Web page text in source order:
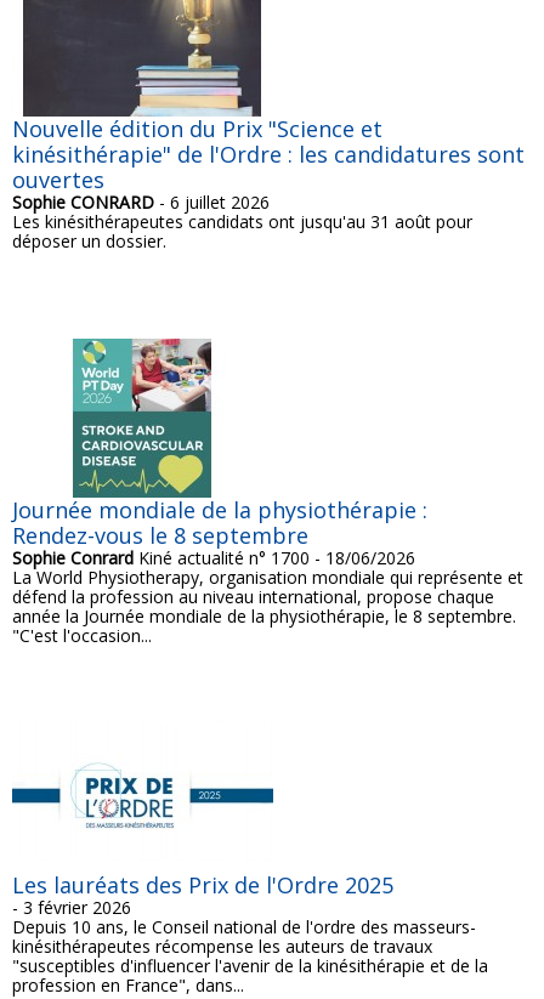
Nouvelle édition du Prix "Science et
kinésithérapie" de l'Ordre : les candidatures sont
ouvertes
Sophie CONRARD - 6 juillet 2026
Les kinésithérapeutes candidats ont jusqu'au 31 août pour
déposer un dossier.
Journée mondiale de la physiothérapie :
Rendez-vous le 8 septembre
Sophie Conrard Kiné actualité n° 1700 - 18/06/2026
La World Physiotherapy, organisation mondiale qui représente et
défend la profession au niveau international, propose chaque
année la Journée mondiale de la physiothérapie, le 8 septembre.
"C'est l'occasion...
Les lauréats des Prix de l'Ordre 2025
- 3 février 2026
Depuis 10 ans, le Conseil national de l'ordre des masseurs-
kinésithérapeutes récompense les auteurs de travaux
"susceptibles d'influencer l'avenir de la kinésithérapie et de la
profession en France", dans...